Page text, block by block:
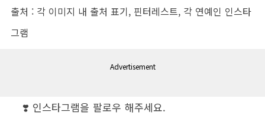
출처 : 각 이미지 내 출처 표기, 핀터레스트, 각 연예인 인스타
그램
Advertisement
❣️ 인스타그램을 팔로우 해주세요.